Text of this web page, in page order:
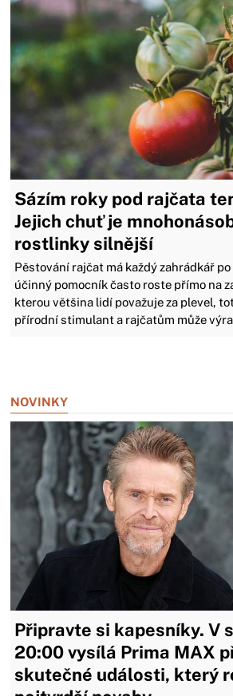
Sázím roky pod rajčata
Jejich chuť je
rostlinky silnější
Pěstování rajčat má každý zahrádkář
účinný pomocník často roste přímo na
kterou většina lidí považuje za plevel,
přírodní stimulant a rajčatům může
NOVINKY
Připravte si kapesníky. V
20:00 vysílá Prima MAX
skutečné události, který